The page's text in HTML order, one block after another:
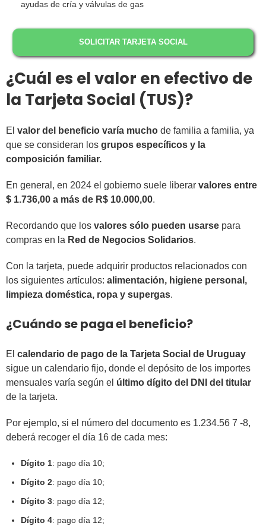
ayudas de cría y válvulas de gas
SOLICITAR TARJETA SOCIAL
¿Cuál es el valor en efectivo de
la Tarjeta Social (TUS)?
El valor del beneficio varía mucho de familia a familia, ya
que se consideran los grupos específicos y la
composición familiar.
En general, en 2024 el gobierno suele liberar valores entre
$ 1.736,00 a más de R$ 10.000,00.
Recordando que los valores sólo pueden usarse para
compras en la Red de Negocios Solidarios.
Con la tarjeta, puede adquirir productos relacionados con
los siguientes artículos: alimentación, higiene personal,
limpieza doméstica, ropa y supergas.
¿Cuándo se paga el beneficio?
El calendario de pago de la Tarjeta Social de Uruguay
sigue un calendario fijo, donde el depósito de los importes
mensuales varía según el último dígito del DNI del titular
de la tarjeta.
Por ejemplo, si el número del documento es 1.234.56 7 -8,
deberá recoger el día 16 de cada mes:
Dígito 1: pago día 10;
Dígito 2: pago día 10;
Dígito 3: pago día 12;
Dígito 4: pago día 12;